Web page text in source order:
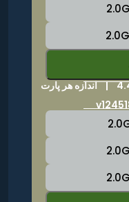
| اندازه هر پارت